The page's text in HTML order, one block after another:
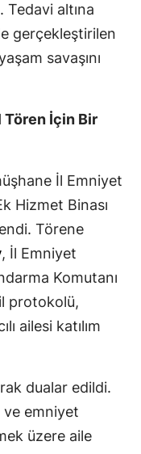
altına
gerçekleştirilen
savaşını
Tören İçin Bir
İl Emniyet
Hizmet Binası
Törene
, İl Emniyet
Komutanı
protokolü,
ailesi katılım
dualar edildi.
ve emniyet
üzere aile